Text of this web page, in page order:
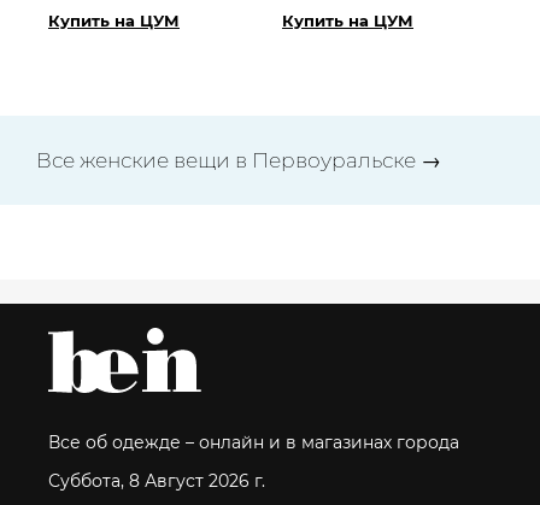
Купить на ЦУМ Купить на ЦУМ
Все женские вещи в Первоуральске →
Все об одежде – онлайн и в магазинах города
Суббота, 8 Август 2026 г.